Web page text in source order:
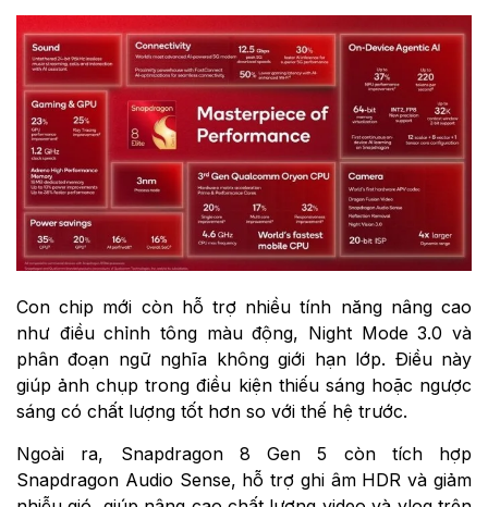
Con chip mới còn hỗ trợ nhiều tính năng nâng cao
như điều chỉnh tông màu động, Night Mode 3.0 và
phân đoạn ngữ nghĩa không giới hạn lớp. Điều này
giúp ảnh chụp trong điều kiện thiếu sáng hoặc ngược
sáng có chất lượng tốt hơn so với thế hệ trước.
Ngoài ra, Snapdragon 8 Gen 5 còn tích hợp
Snapdragon Audio Sense, hỗ trợ ghi âm HDR và giảm